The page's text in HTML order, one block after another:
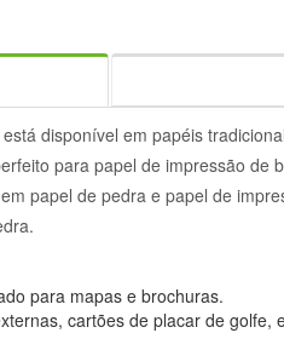
disponível em papéis
para papel de impressão
papel de pedra e papel de
para mapas e brochuras.
cartões de placar de golfe,